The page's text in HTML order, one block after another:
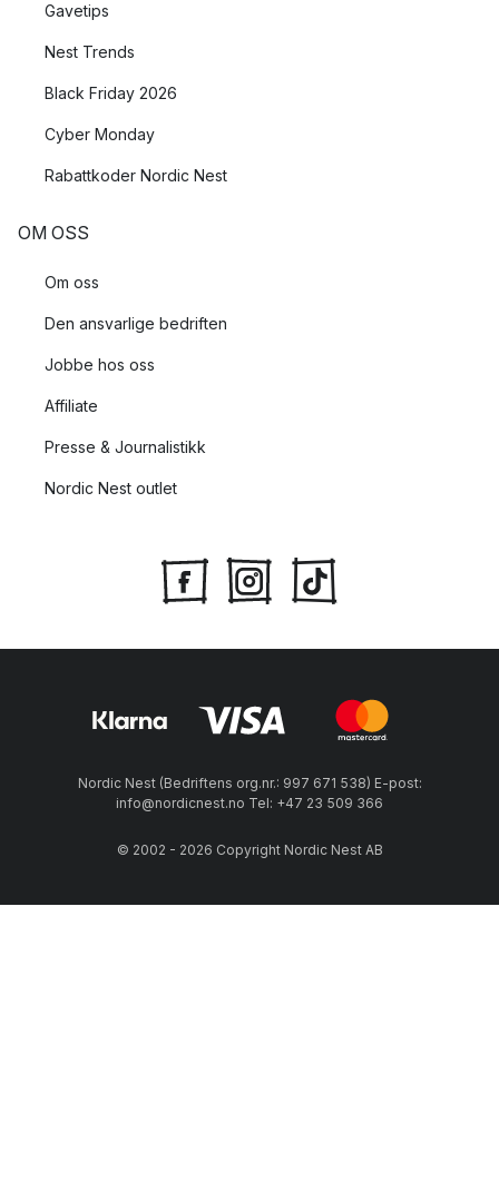
Gavetips
Nest Trends
Black Friday 2026
Cyber Monday
Rabattkoder Nordic Nest
OM OSS
Om oss
Den ansvarlige bedriften
Jobbe hos oss
Affiliate
Presse & Journalistikk
Nordic Nest outlet
Nordic Nest (Bedriftens org.nr.: 997 671 538) E-post:
info@nordicnest.no Tel: +47 23 509 366
© 2002 - 2026 Copyright Nordic Nest AB